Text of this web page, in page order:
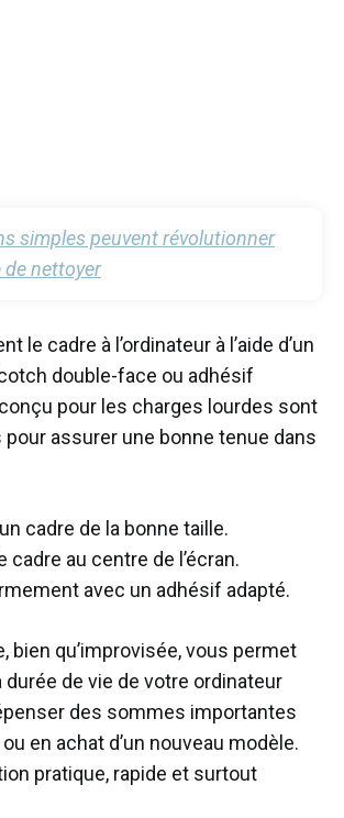
simples peuvent révolutionner
de nettoyer
le cadre à l’ordinateur à l’aide d’un
double-face ou adhésif
pour les charges lourdes sont
assurer une bonne tenue dans
cadre de la bonne taille.
cadre au centre de l’écran.
avec un adhésif adapté.
bien qu’improvisée, vous permet
durée de vie de votre ordinateur
des sommes importantes
en achat d’un nouveau modèle.
pratique, rapide et surtout